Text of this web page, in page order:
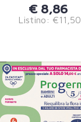
€ 8,86
Listino: €11,50